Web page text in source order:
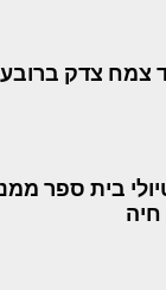
צדק ברובע
בית ספר